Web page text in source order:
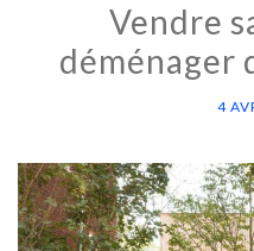
Vendre
déménager
4